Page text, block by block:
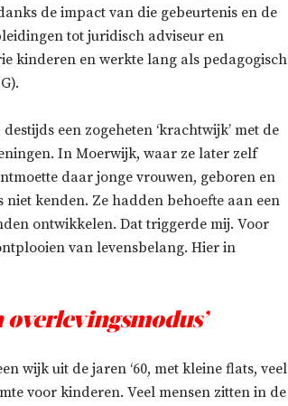
de impact van die gebeurtenis en de
tot juridisch adviseur en
kinderen en werkte lang als pedagogisch
een zogeheten ‘krachtwijk’ met de
In Moerwijk, waar ze later zelf
daar jonge vrouwen, geboren en
kenden. Ze hadden behoefte aan een
ontwikkelen. Dat triggerde mij. Voor
van levensbelang. Hier in
wijk uit de jaren ‘60, met kleine flats, veel
voor kinderen. Veel mensen zitten in de